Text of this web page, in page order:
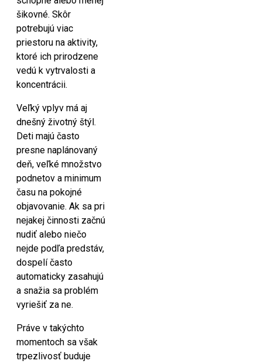
šikovné. Skôr
potrebujú viac
priestoru na aktivity,
ktoré ich prirodzene
vedú k vytrvalosti a
koncentrácii.
Veľký vplyv má aj
dnešný životný štýl.
Deti majú často
presne naplánovaný
deň, veľké množstvo
podnetov a minimum
času na pokojné
objavovanie. Ak sa pri
nejakej činnosti začnú
nudiť alebo niečo
nejde podľa predstáv,
dospelí často
automaticky zasahujú
a snažia sa problém
vyriešiť za ne.
Práve v takýchto
momentoch sa však
trpezlivosť buduje